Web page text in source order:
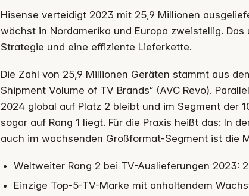
Hisense verteidigt 2023 mit 25,9 Millionen
wächst in Nordamerika und Europa zweistellig.
Strategie und eine effiziente Lieferkette.
Die Zahl von 25,9 Millionen Geräten stammt aus
Shipment Volume of TV Brands“ (AVC Revo).
2024 global auf Platz 2 bleibt und im Segment der
sogar auf Rang 1 liegt. Für die Praxis heißt das: In
auch im wachsenden Großformat-Segment ist die
Weltweiter Rang 2 bei TV-Auslieferungen 2023:
Einzige Top-5-TV-Marke mit anhaltendem